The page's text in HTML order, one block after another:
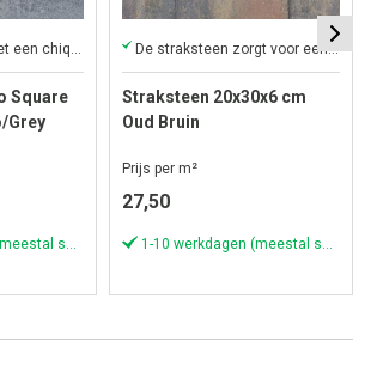
Grote tuintegel met een chique uitstraling
Square
Grey
De straksteen zorgt voor een strakke, moderne look
Straksteen 20x30x6 cm
Oud Bruin
Prijs per m²
27,50